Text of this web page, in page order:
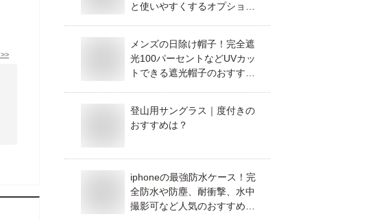
>>
と使いやすくするオプション
メンズの日除け帽子！完全遮
光100パーセントなどUVカッ
トできる遮光帽子のおすすめ
登山用サングラス｜度付きの
おすすめは？
iphoneの最強防水ケース！完
全防水や防塵、耐衝撃、水中
撮影可など人気のおすすめを